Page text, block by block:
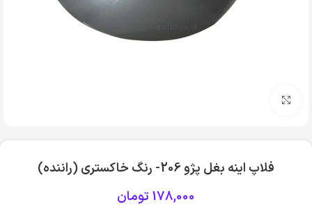
فلاپ اینه بغل پژو 206- رنگ خاکستری (راننده)
178,000 تومان